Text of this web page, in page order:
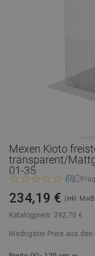
Mexen Kioto
transparent/
01-35
(0)
Katalogpreis: 292,70 €
234,19 € (inkl.
Niedrigster Preis aus